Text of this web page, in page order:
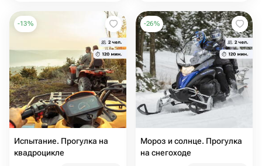
-13%
Испытание. Прогулка на
квадроцикле
-26%
Мороз и солнце. Прогулка
на снегоходе